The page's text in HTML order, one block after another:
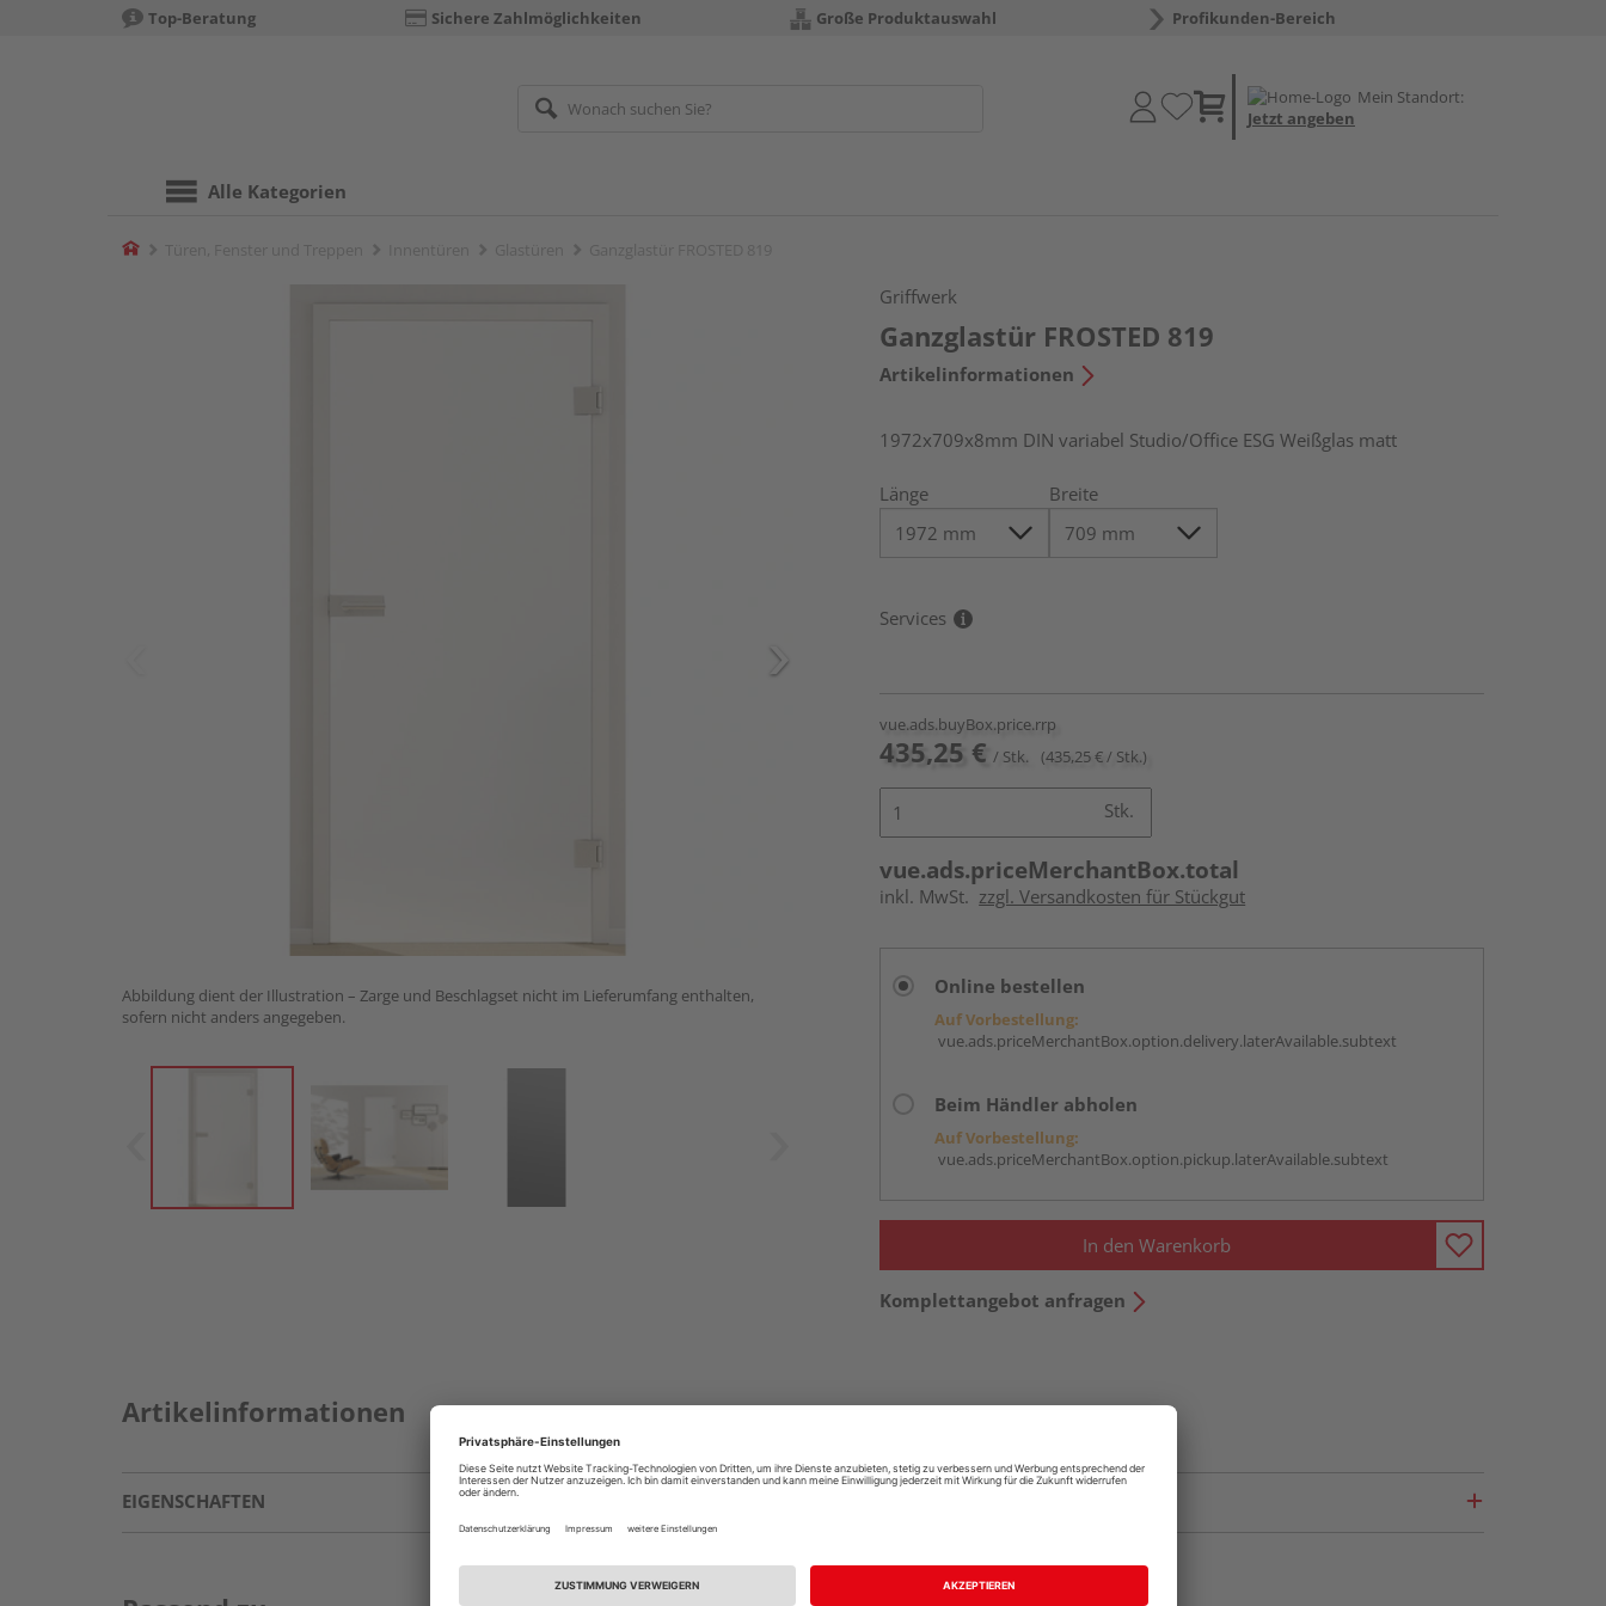
Top-Beratung Sichere Zahlmöglichkeiten Große Produktauswahl Profikunden-Bereich
Mein Standort:
Jetzt angeben
Alle Kategorien
Home
Abbildung dient der Illustration – Zarge und Beschlagset nicht im Lieferumfang enthalten,
sofern nicht anders angegeben.
Griffwerk
Ganzglastür FROSTED 819
Artikelinformationen
1972x709x8mm DIN variabel Studio/Office ESG Weißglas matt
Länge Breite
Services
vue.ads.buyBox.price.rrp
435,25 € / Stk. (435,25 € / Stk.)
Stk.
vue.ads.priceMerchantBox.total
inkl. MwSt. zzgl. Versandkosten für Stückgut
Online bestellen
Auf Vorbestellung:
vue.ads.priceMerchantBox.option.delivery.laterAvailable.subtext
Beim Händler abholen
Auf Vorbestellung:
vue.ads.priceMerchantBox.option.pickup.laterAvailable.subtext
In den Warenkorb
Komplettangebot anfragen
Artikelinformationen
EIGENSCHAFTEN